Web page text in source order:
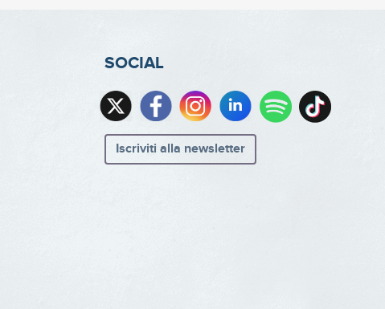
SOCIAL
Iscriviti alla newsletter